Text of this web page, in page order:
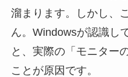
溜まります。しかし、
ん。Windowsが認識し
と、実際の「モニター
ことが原因です。